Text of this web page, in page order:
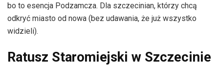
bo to esencja Podzamcza. Dla szczecinian, którzy chcą
odkryć miasto od nowa (bez udawania, że już wszystko
widzieli).
Ratusz Staromiejski w Szczecinie